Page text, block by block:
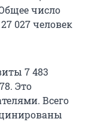
число
027 человек
7 483
Это
Всего